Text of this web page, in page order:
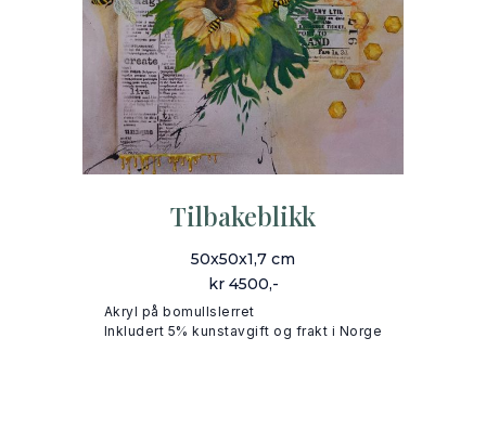
Tilbakeblikk
50x50x1,7 cm
kr 4500,-
Akryl på bomullslerret
Inkludert 5% kunstavgift og frakt i Norge